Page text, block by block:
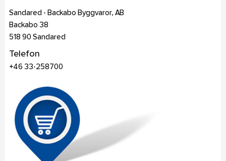
Sandared - Backabo Byggvaror, AB
Backabo 38
518 90 Sandared
Telefon
+46 33-258700